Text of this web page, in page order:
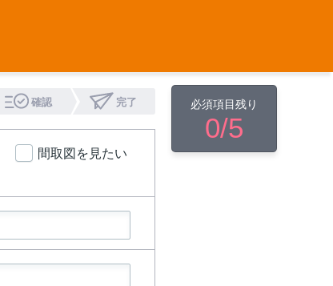
確認 完了
間取図を見たい
必須項目残り
0/5